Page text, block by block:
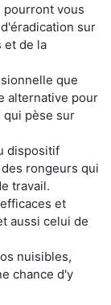
pourront vous
sur
et de la
que
alternative pour
qui pèse sur
dispositif
rongeurs qui
travail.
et
aussi celui de
nuisibles,
chance d'y